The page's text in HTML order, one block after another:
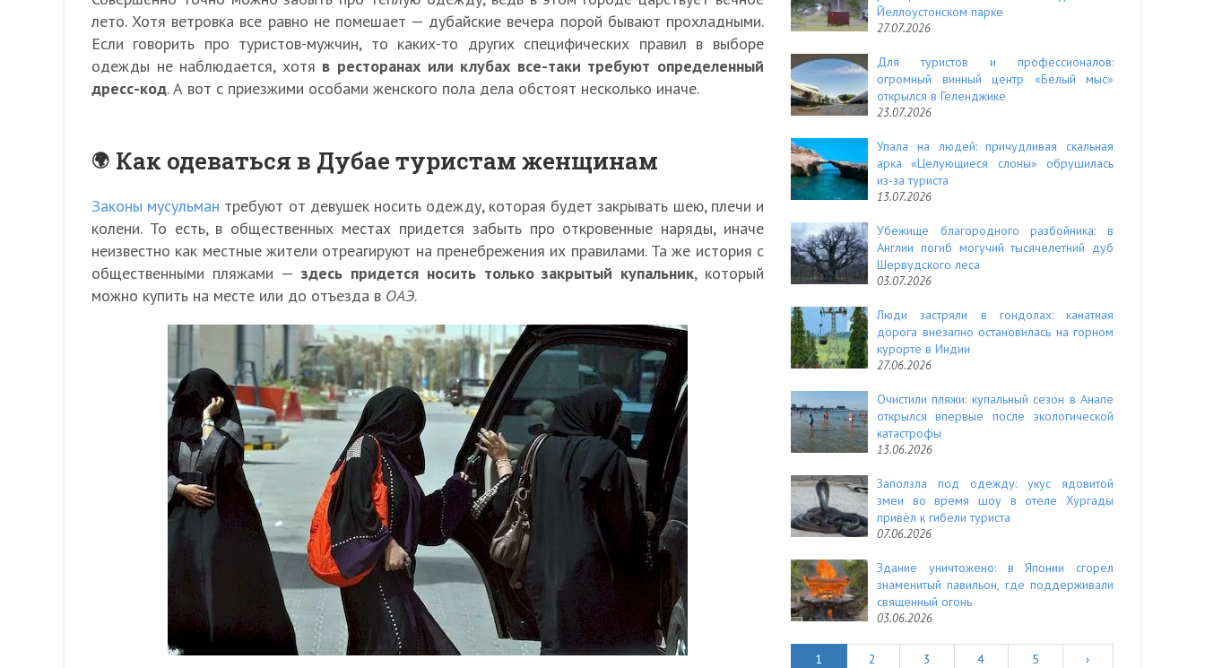
лето. Хотя ветровка все равно не помешает — дубайские вечера порой бывают прохладными.
Если говорить про туристов-мужчин, то каких-то других специфических правил в выборе
одежды не наблюдается, хотя в ресторанах или клубах все-таки требуют определенный
дресс-код. А вот с приезжими особами женского пола дела обстоят несколько иначе.
Как одеваться в Дубае туристам женщинам
Законы мусульман требуют от девушек носить одежду, которая будет закрывать шею, плечи и
колени. То есть, в общественных местах придется забыть про откровенные наряды, иначе
неизвестно как местные жители отреагируют на пренебрежения их правилами. Та же история с
общественными пляжами — здесь придется носить только закрытый купальник, который
можно купить на месте или до отъезда в ОАЭ.
Йеллоустонском парке
27.07.2026
Для туристов и профессионалов:
огромный винный центр «Белый мыс»
открылся в Геленджике
23.07.2026
Упала на людей: причудливая скальная
арка «Целующиеся слоны» обрушилась
из-за туриста
13.07.2026
Убежище благородного разбойника: в
Англии погиб могучий тысячелетний дуб
Шервудского леса
03.07.2026
Люди застряли в гондолах: канатная
дорога внезапно остановилась на горном
курорте в Индии
27.06.2026
Очистили пляжи: купальный сезон в Анапе
открылся впервые после экологической
катастрофы
13.06.2026
Заползла под одежду: укус ядовитой
змеи во время шоу в отеле Хургады
привёл к гибели туриста
07.06.2026
Здание уничтожено: в Японии сгорел
знаменитый павильон, где поддерживали
священный огонь
03.06.2026
1 2 3 4 5
›